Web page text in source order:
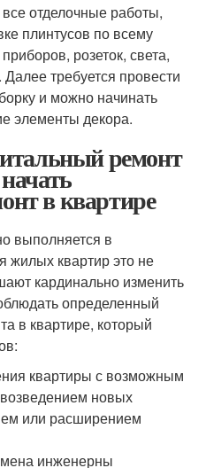
отделочные работы,
плинтусов по всему
розеток, света,
требуется провести
и можно начинать
элементы декора.
ремонт
в квартире
выполняется в
жилых квартир это не
кардинально изменить
определенный
в квартире, который
квартиры с возможным
новых
или расширением
инженерны